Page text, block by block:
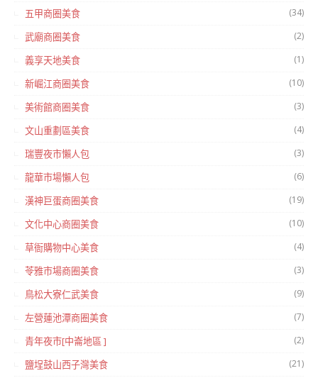
五甲商圈美食 (34)
武廟商圈美食 (2)
義享天地美食 (1)
新崛江商圈美食 (10)
美術館商圈美食 (3)
文山重劃區美食 (4)
瑞豐夜市懶人包 (3)
龍華市場懶人包 (6)
漢神巨蛋商圈美食 (19)
文化中心商圈美食 (10)
草衙購物中心美食 (4)
苓雅市場商圈美食 (3)
鳥松大寮仁武美食 (9)
左營蓮池潭商圈美食 (7)
青年夜市[中崙地區 ] (2)
鹽埕鼓山西子灣美食 (21)